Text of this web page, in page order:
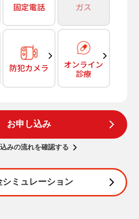
固定電話 ガス
防犯カメラ オンライン
診療
お申し込み
みの流れを確認する
シミュレーション